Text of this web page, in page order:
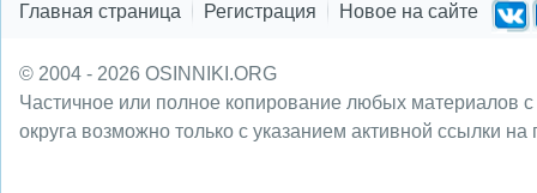
Главная страница
Регистрация Новое на сайте
© 2004 - 2026 OSINNIKI.ORG
Частичное или полное копирование любых материалов
округа возможно только с указанием активной ссылки на